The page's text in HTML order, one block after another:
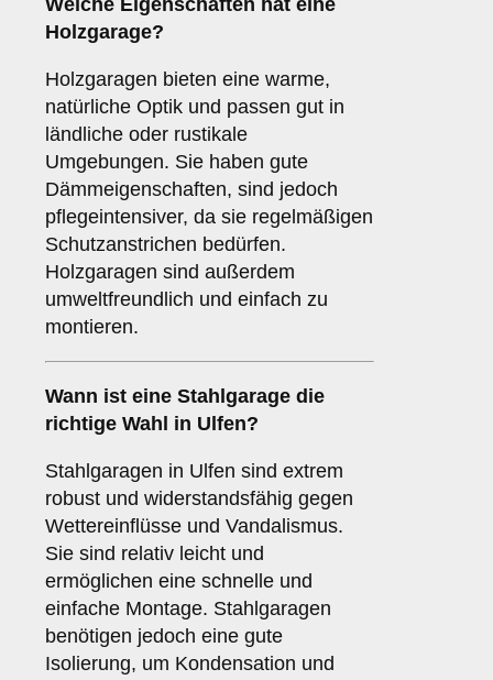
Welche Eigenschaften hat eine
Holzgarage?
Holzgaragen bieten eine warme,
natürliche Optik und passen gut in
ländliche oder rustikale
Umgebungen. Sie haben gute
Dämmeigenschaften, sind jedoch
pflegeintensiver, da sie regelmäßigen
Schutzanstrichen bedürfen.
Holzgaragen sind außerdem
umweltfreundlich und einfach zu
montieren.
Wann ist eine Stahlgarage die
richtige Wahl in Ulfen?
Stahlgaragen in Ulfen sind extrem
robust und widerstandsfähig gegen
Wettereinflüsse und Vandalismus.
Sie sind relativ leicht und
ermöglichen eine schnelle und
einfache Montage. Stahlgaragen
benötigen jedoch eine gute
Isolierung, um Kondensation und